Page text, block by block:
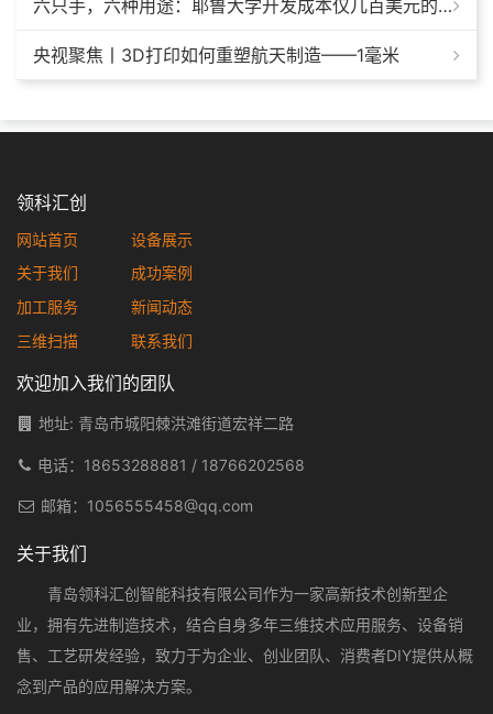
六只手，六种用途：耶鲁大学开发成本仅几百美元的3D打印多功能假肢套装
央视聚焦丨3D打印如何重塑航天制造——1毫米
领科汇创
网站首页
关于我们
加工服务
三维扫描
设备展示
成功案例
新闻动态
联系我们
欢迎加入我们的团队
地址: 青岛市城阳棘洪滩街道宏祥二路
电话： 18653288881 / 18766202568
邮箱： 1056555458@qq.com
关于我们
青岛领科汇创智能科技有限公司作为一家高新技术创新型企
业，拥有先进制造技术，结合自身多年三维技术应用服务、设备销
售、工艺研发经验，致力于为企业、创业团队、消费者DIY提供从概
念到产品的应用解决方案。